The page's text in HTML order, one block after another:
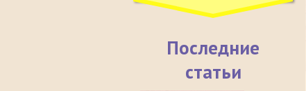
Последние
статьи